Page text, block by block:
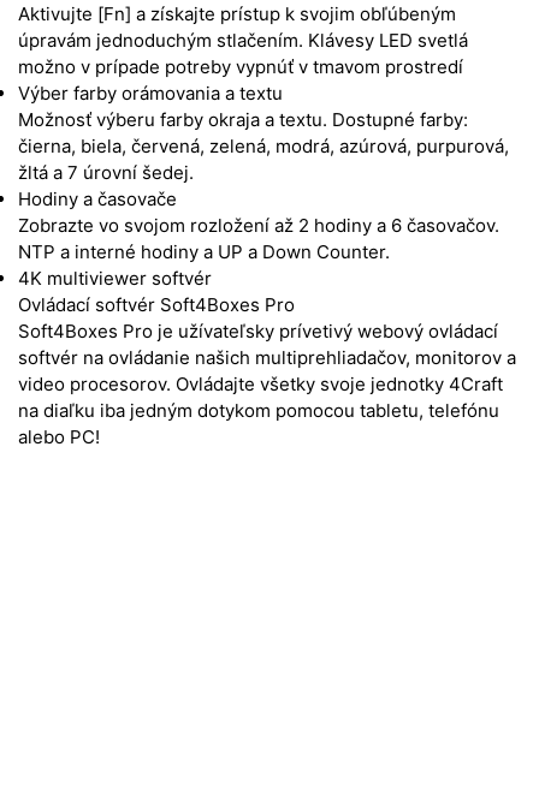
Aktivujte [Fn] a získajte prístup k svojim obľúbeným
úpravám jednoduchým stlačením. Klávesy LED svetlá
možno v prípade potreby vypnúť v tmavom prostredí
Výber farby orámovania a textu
Možnosť výberu farby okraja a textu. Dostupné farby:
čierna, biela, červená, zelená, modrá, azúrová, purpurová,
žltá a 7 úrovní šedej.
Hodiny a časovače
Zobrazte vo svojom rozložení až 2 hodiny a 6 časovačov.
NTP a interné hodiny a UP a Down Counter.
4K multiviewer softvér
Ovládací softvér Soft4Boxes Pro
Soft4Boxes Pro je užívateľsky prívetivý webový ovládací
softvér na ovládanie našich multiprehliadačov, monitorov a
video procesorov. Ovládajte všetky svoje jednotky 4Craft
na diaľku iba jedným dotykom pomocou tabletu, telefónu
alebo PC!